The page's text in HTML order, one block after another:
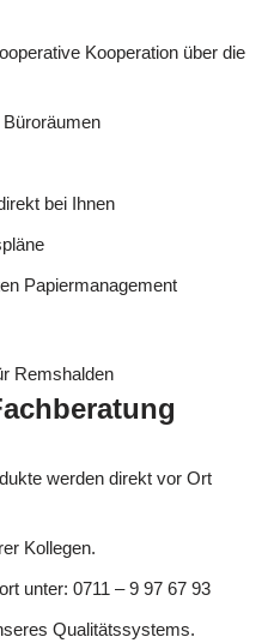
Kooperation über die
bei Ihnen
Papiermanagement
werden direkt vor Ort
Kollegen.
unter: 0711 – 9 97 67 93
Qualitätssystems.